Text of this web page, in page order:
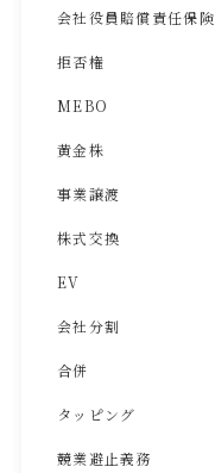
会社役員賠償責任保険
拒否権
MEBO
黄金株
事業譲渡
株式交換
EV
会社分割
合併
タッピング
競業避止義務